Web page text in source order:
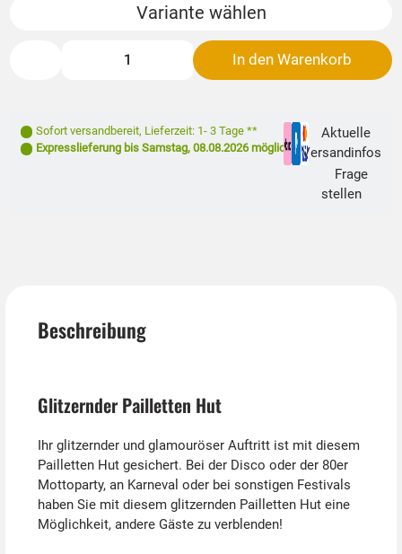
Variante wählen
In den Warenkorb
Sofort versandbereit, Lieferzeit: 1- 3 Tage **
Expresslieferung bis Samstag, 08.08.2026möglich
Aktuelle
Versandinfos
Frage
stellen
Beschreibung
Glitzernder Pailletten Hut
Ihr glitzernder und glamouröser Auftritt ist mit diesem
Pailletten Hut gesichert. Bei der Disco oder der 80er
Mottoparty, an Karneval oder bei sonstigen Festivals
haben Sie mit diesem glitzernden Pailletten Hut eine
Möglichkeit, andere Gäste zu verblenden!